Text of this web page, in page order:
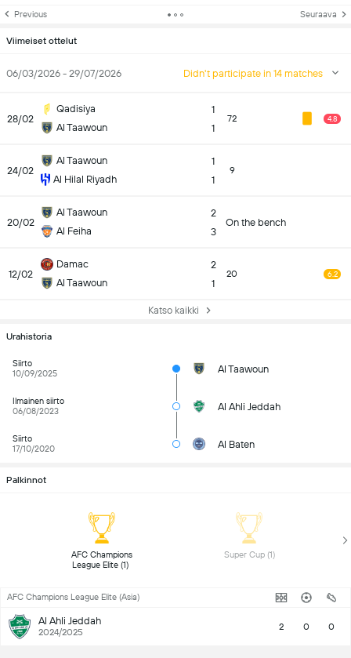
Previous Seuraava
Viimeiset ottelut
06/03/2026 - 29/07/2026 Didn't participate in 14 matches
28/02
Qadisiya
Al Taawoun
1
1
72 4.8
24/02
Al Taawoun
Al Hilal Riyadh
1
1
9
20/02
Al Taawoun
Al Feiha
2
3
On the bench
12/02
Damac
Al Taawoun
2
1
20 6.2
Katso kaikki
Urahistoria
Siirto
10/09/2025
Al Taawoun
Ilmainen siirto
06/08/2023
Al Ahli Jeddah
Siirto
17/10/2020
Al Baten
Palkinnot
AFC Champions
Super Cup (1)
AFC Champions League Elite (Asia)
Al Ahli Jeddah
2024/2025 2 0 0